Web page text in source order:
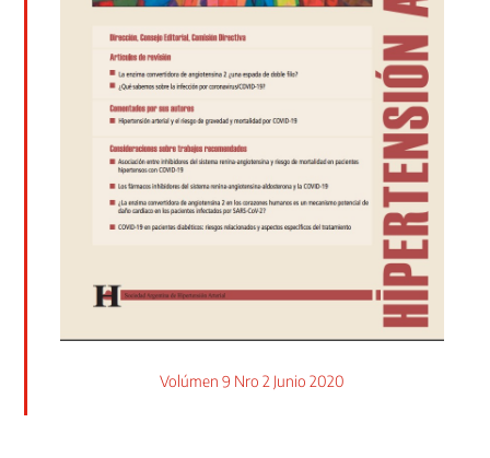
Volúmen 9 Nro 2 Junio 2020